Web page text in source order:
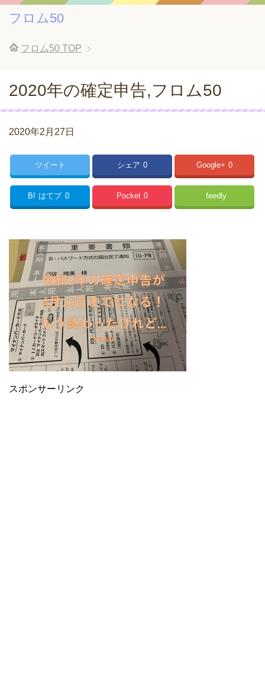
フロム50
フロム50 TOP
2020年の確定申告,フロム50
2020年2月27日
ツイート シェア 0 Google+ 0
B! はてブ 0 Pocket 0 feedly
スポンサーリンク